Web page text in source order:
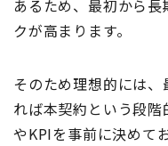
あるため、最初から
クが高まります。
そのため理想的には
れば本契約という段
やKPIを事前に決めて